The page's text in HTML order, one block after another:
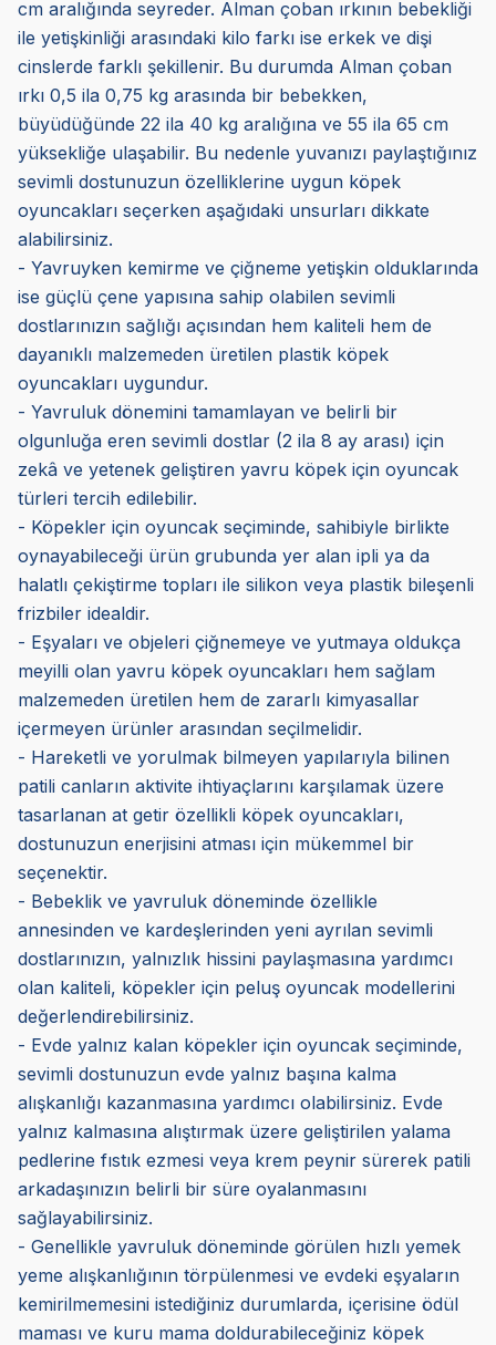
cm aralığında seyreder. Alman çoban ırkının bebekliği
ile yetişkinliği arasındaki kilo farkı ise erkek ve dişi
cinslerde farklı şekillenir. Bu durumda Alman çoban
ırkı 0,5 ila 0,75 kg arasında bir bebekken,
büyüdüğünde 22 ila 40 kg aralığına ve 55 ila 65 cm
yüksekliğe ulaşabilir. Bu nedenle yuvanızı paylaştığınız
sevimli dostunuzun özelliklerine uygun köpek
oyuncakları seçerken aşağıdaki unsurları dikkate
alabilirsiniz.
- Yavruyken kemirme ve çiğneme yetişkin olduklarında
ise güçlü çene yapısına sahip olabilen sevimli
dostlarınızın sağlığı açısından hem kaliteli hem de
dayanıklı malzemeden üretilen plastik köpek
oyuncakları uygundur.
- Yavruluk dönemini tamamlayan ve belirli bir
olgunluğa eren sevimli dostlar (2 ila 8 ay arası) için
zekâ ve yetenek geliştiren yavru köpek için oyuncak
türleri tercih edilebilir.
- Köpekler için oyuncak seçiminde, sahibiyle birlikte
oynayabileceği ürün grubunda yer alan ipli ya da
halatlı çekiştirme topları ile silikon veya plastik bileşenli
frizbiler idealdir.
- Eşyaları ve objeleri çiğnemeye ve yutmaya oldukça
meyilli olan yavru köpek oyuncakları hem sağlam
malzemeden üretilen hem de zararlı kimyasallar
içermeyen ürünler arasından seçilmelidir.
- Hareketli ve yorulmak bilmeyen yapılarıyla bilinen
patili canların aktivite ihtiyaçlarını karşılamak üzere
tasarlanan at getir özellikli köpek oyuncakları,
dostunuzun enerjisini atması için mükemmel bir
seçenektir.
- Bebeklik ve yavruluk döneminde özellikle
annesinden ve kardeşlerinden yeni ayrılan sevimli
dostlarınızın, yalnızlık hissini paylaşmasına yardımcı
olan kaliteli, köpekler için peluş oyuncak modellerini
değerlendirebilirsiniz.
- Evde yalnız kalan köpekler için oyuncak seçiminde,
sevimli dostunuzun evde yalnız başına kalma
alışkanlığı kazanmasına yardımcı olabilirsiniz. Evde
yalnız kalmasına alıştırmak üzere geliştirilen yalama
pedlerine fıstık ezmesi veya krem peynir sürerek patili
arkadaşınızın belirli bir süre oyalanmasını
sağlayabilirsiniz.
- Genellikle yavruluk döneminde görülen hızlı yemek
yeme alışkanlığının törpülenmesi ve evdeki eşyaların
kemirilmemesini istediğiniz durumlarda, içerisine ödül
maması ve kuru mama doldurabileceğiniz köpek